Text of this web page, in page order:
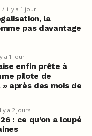
il y a 1 jour
la
pas davantage
a 1 jour
enfin prête à
pilote de
après des mois de
y a 2 jours
: ce qu’on a loupé